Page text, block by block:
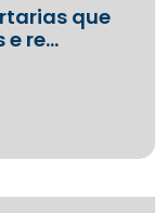
que
e re…